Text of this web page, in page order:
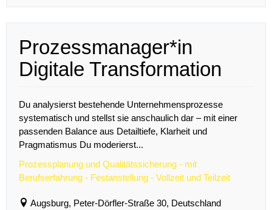
Prozessmanager*in
Digitale Transformation
Du analysierst bestehende Unternehmensprozesse
systematisch und stellst sie anschaulich dar – mit einer
passenden Balance aus Detailtiefe, Klarheit und
Pragmatismus Du moderierst...
Prozessplanung und Qualitätssicherung - mit
Berufserfahrung - Festanstellung - Vollzeit und Teilzeit
Augsburg, Peter-Dörfler-Straße 30, Deutschland